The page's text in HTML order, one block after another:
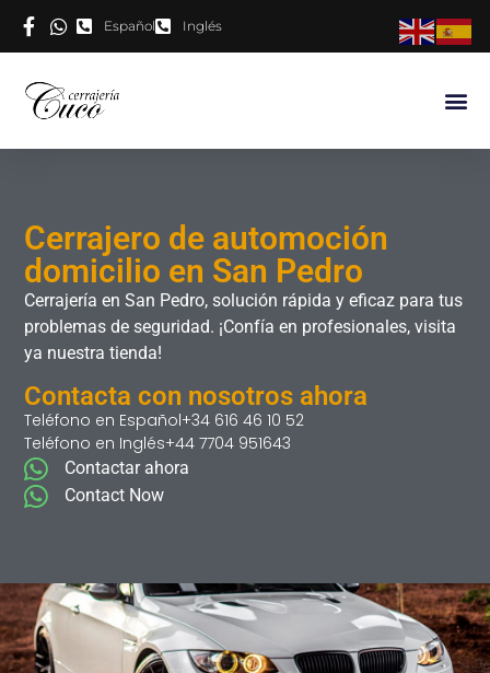
Español Inglés
Cerrajero de automoción
domicilio en San Pedro
Cerrajería en San Pedro, solución rápida y eficaz para tus
problemas de seguridad. ¡Confía en profesionales, visita
ya nuestra tienda!
Contacta con nosotros ahora
Teléfono en Español+34 616 46 10 52
Teléfono en Inglés+44 7704 951643
Contactar ahora
Contact Now